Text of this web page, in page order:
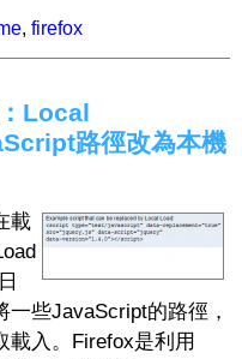
, firefox
Local
路徑改為本機
載
些JavaScript的路徑，
載入。Firefox是利用